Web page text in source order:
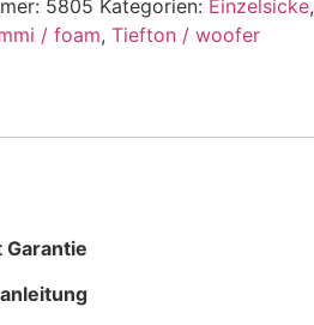
5805 Kategorien: Einzelsicke,
/ foam, Tiefton / woofer